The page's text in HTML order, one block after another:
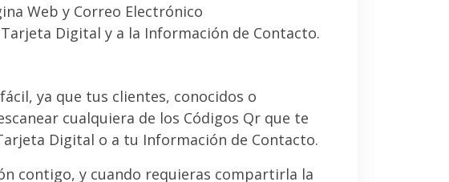
Web y Correo Electrónico
Tarjeta Digital y a la Información de Contacto.
ya que tus clientes, conocidos o
cualquiera de los Códigos Qr que te
Digital o a tu Información de Contacto.
contigo, y cuando requieras compartirla la